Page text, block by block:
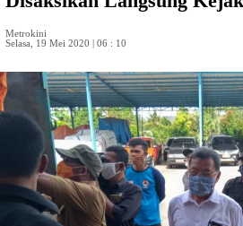
Metrokini
Selasa, 19 Mei 2020 | 06 : 10